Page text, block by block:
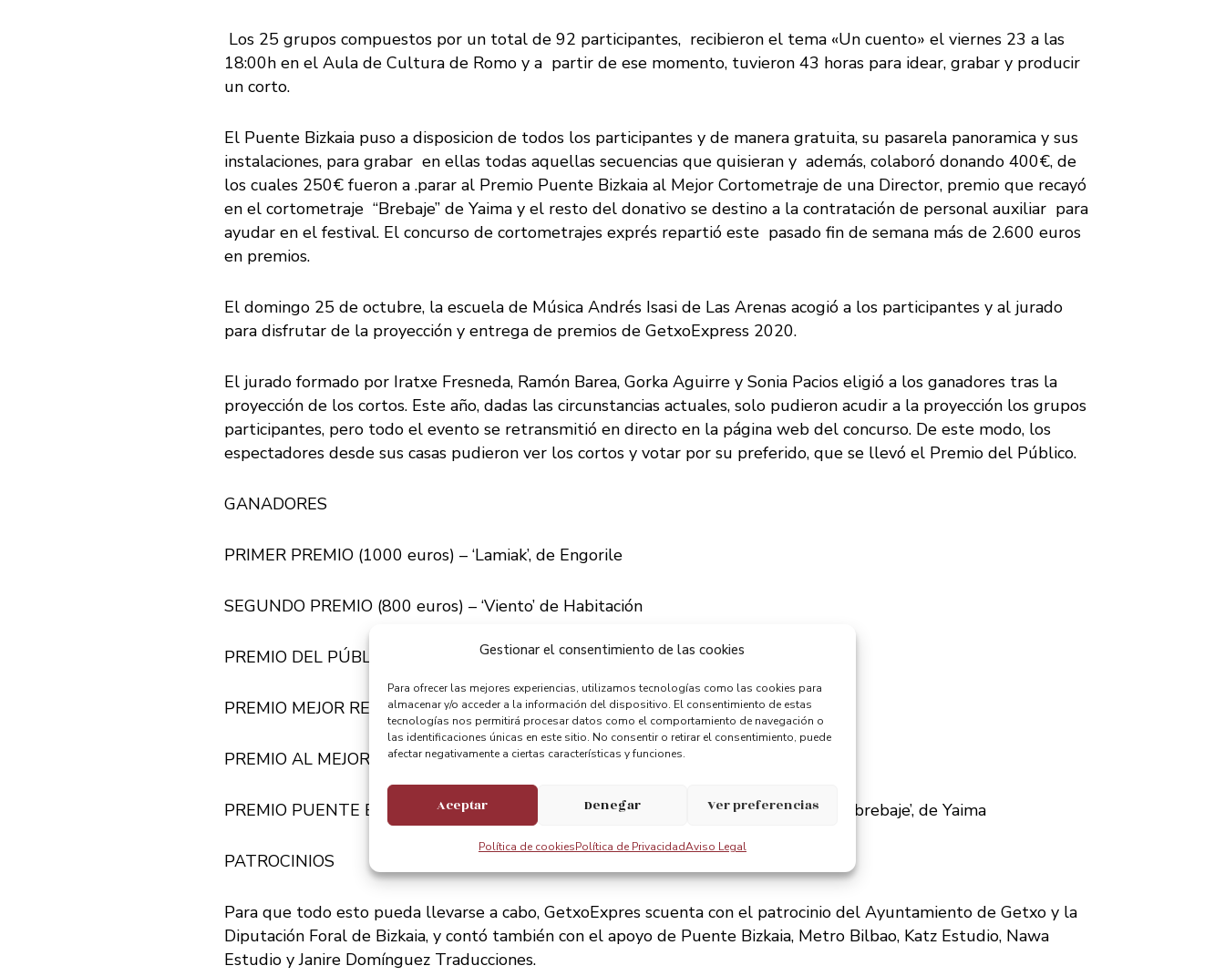
Gestionar el consentimiento de las cookies
Para ofrecer las mejores experiencias, utilizamos tecnologías como las cookies para
almacenar y/o acceder a la información del dispositivo. El consentimiento de estas
tecnologías nos permitirá procesar datos como el comportamiento de navegación o
las identificaciones únicas en este sitio. No consentir o retirar el consentimiento, puede
afectar negativamente a ciertas características y funciones.
Aceptar Denegar Ver preferencias
Política de cookiesPolítica de PrivacidadAviso Legal
Los 25 grupos compuestos por un total de 92 participantes, recibieron el tema «Un cuento» el viernes 23 a las
18:00h en el Aula de Cultura de Romo y a partir de ese momento, tuvieron 43 horas para idear, grabar y producir
un corto.
El Puente Bizkaia puso a disposicion de todos los participantes y de manera gratuita, su pasarela panoramica y sus
instalaciones, para grabar en ellas todas aquellas secuencias que quisieran y además, colaboró donando 400€, de
los cuales 250€ fueron a .parar al Premio Puente Bizkaia al Mejor Cortometraje de una Director, premio que recayó
en el cortometraje “Brebaje” de Yaima y el resto del donativo se destino a la contratación de personal auxiliar para
ayudar en el festival. El concurso de cortometrajes exprés repartió este pasado fin de semana más de 2.600 euros
en premios.
El domingo 25 de octubre, la escuela de Música Andrés Isasi de Las Arenas acogió a los participantes y al jurado
para disfrutar de la proyección y entrega de premios de GetxoExpress 2020.
El jurado formado por Iratxe Fresneda, Ramón Barea, Gorka Aguirre y Sonia Pacios eligió a los ganadores tras la
proyección de los cortos. Este año, dadas las circunstancias actuales, solo pudieron acudir a la proyección los grupos
participantes, pero todo el evento se retransmitió en directo en la página web del concurso. De este modo, los
espectadores desde sus casas pudieron ver los cortos y votar por su preferido, que se llevó el Premio del Público.
GANADORES
PRIMER PREMIO (1000 euros) – ‘Lamiak’, de Engorile
SEGUNDO PREMIO (800 euros) – ‘Viento’ de Habitación
PREMIO DEL PÚBLICO (300 euros) – ‘No viene a cuento’ de Herriwatch
PREMIO MEJOR REALIZADOR/A GETXOTARRA – ‘No viene a cuento’ de Herriwatch
PREMIO AL MEJOR CORTOMETRAJE EN EUSKERA – ‘Egia bazen’ de Maritalavista
PREMIO PUENTE BIZKAIA AL MEJOR CORTOMETRAJE DE UNA DIRECTORA – ‘El brebaje’, de Yaima
PATROCINIOS
Para que todo esto pueda llevarse a cabo, GetxoExpres scuenta con el patrocinio del Ayuntamiento de Getxo y la
Diputación Foral de Bizkaia, y contó también con el apoyo de Puente Bizkaia, Metro Bilbao, Katz Estudio, Nawa
Estudio y Janire Domínguez Traducciones.